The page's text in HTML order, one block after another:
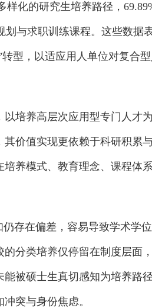
样化的研究生培养路径，
与求职训练课程。这些数据
型，以适应用人单位对复合
培养高层次应用型专门人才为
价值实现更依赖于科研积累
养模式、教育理念、课程体
存在偏差，容易导致学术学
分类培养仅停留在制度层面
被硕士生真切感知为培养路
突与身份焦虑。